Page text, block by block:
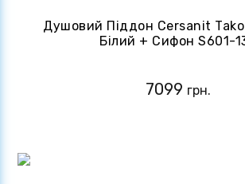
Душовий Піддон Cersanit
Білий + Сифон S601-
7099 грн.